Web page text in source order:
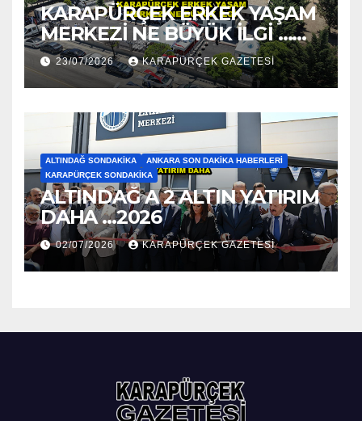
KARAPÜRÇEK ERKEK YAŞAM
MERKEZİ NE BÜYÜK İLGİ …
2026
23/07/2026 KARAPÜRÇEK GAZETESİ
ALTINDAĞ SONDAKIKA
ANKARA SON DAKIKA HABERLERI
KARAPÜRÇEK SONDAKIKA
ALTINDAĞ A 2 ALTIN YATIRIM
DAHA …2026
02/07/2026 KARAPÜRÇEK GAZETESİ